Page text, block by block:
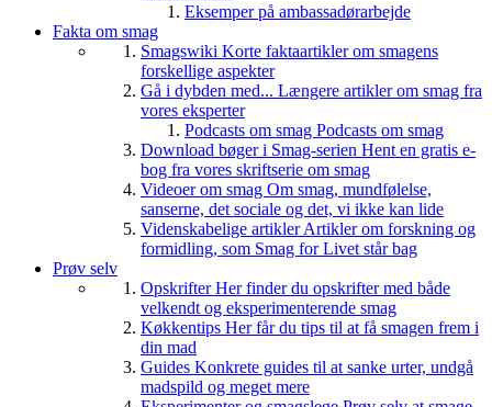
Eksemper på ambassadørarbejde
Fakta om smag
Smagswiki Korte faktaartikler om smagens
forskellige aspekter
Gå i dybden med... Længere artikler om smag fra
vores eksperter
Podcasts om smag Podcasts om smag
Download bøger i Smag-serien Hent en gratis e-
bog fra vores skriftserie om smag
Videoer om smag Om smag, mundfølelse,
sanserne, det sociale og det, vi ikke kan lide
Videnskabelige artiklerArtikler om forskning og
formidling, som Smag for Livet står bag
Prøv selv
OpskrifterHer finder du opskrifter med både
velkendt og eksperimenterende smag
Køkkentips Her får du tips til at få smagen frem i
din mad
Guides Konkrete guides til at sanke urter, undgå
madspild og meget mere